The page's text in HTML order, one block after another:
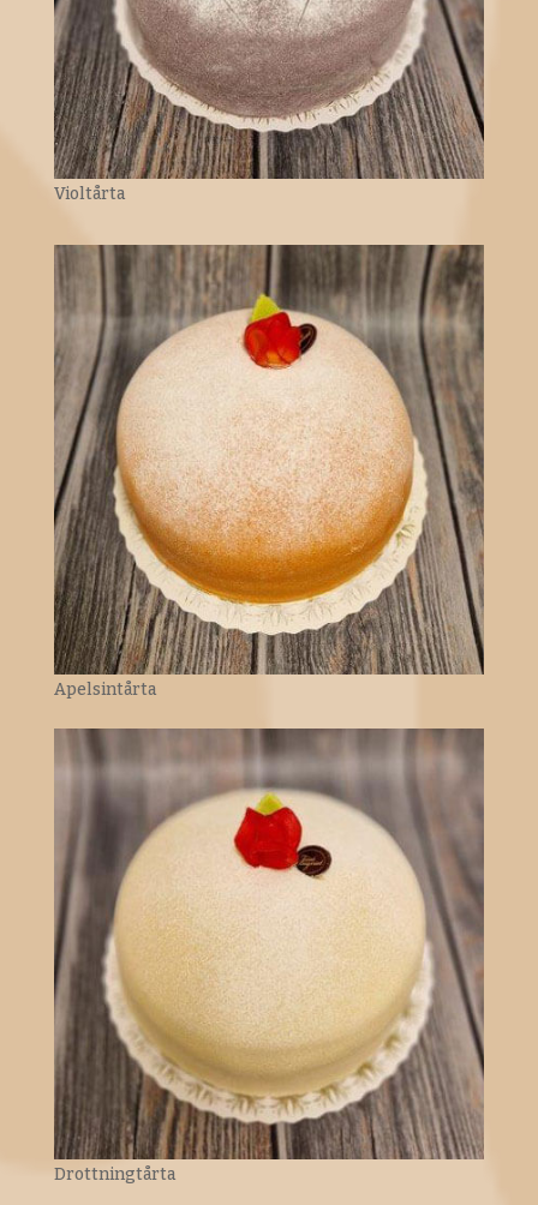
Violtårta
Apelsintårta
Drottningtårta